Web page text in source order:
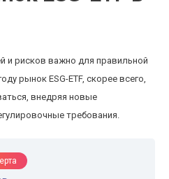
и рисков важно для правильной
рынок ESG-ETF, скорее всего,
внедряя новые
требования.